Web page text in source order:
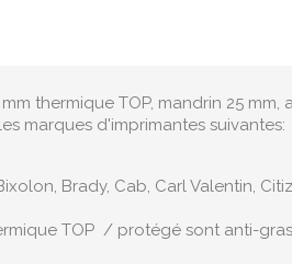
mm thermique TOP, mandrin 25
marques d'imprimantes suivantes:
Brady, Cab, Carl Valentin,
TOP / protégé sont anti-